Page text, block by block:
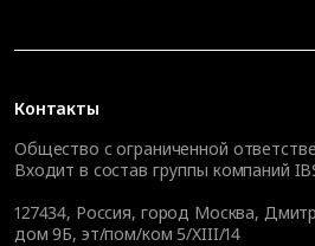
Контакты
Общество с ограниченной
Входит в состав группы компаний
127434, Россия, город Москва,
дом 9Б, эт/пом/ком 5/XIII/14